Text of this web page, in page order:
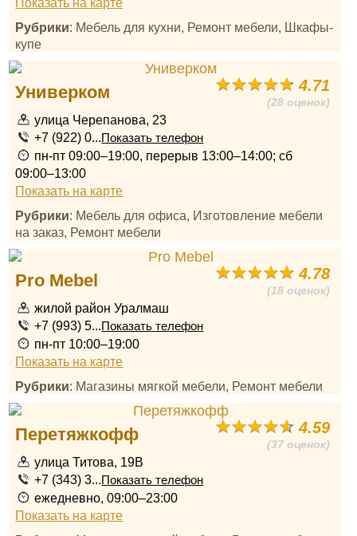
Рубрики: Мебель для кухни, Ремонт мебели, Шкафы-
купе
4.71
(28 оценок)
Универком
улица Черепанова, 23
+7 (922) 0...Показать телефон
пн-пт 09:00–19:00, перерыв 13:00–14:00; сб
09:00–13:00
Показать на карте
Рубрики: Мебель для офиса, Изготовление мебели
на заказ, Ремонт мебели
4.78
(18 оценок)
Pro Mebel
жилой район Уралмаш
+7 (993) 5...Показать телефон
пн-пт 10:00–19:00
Показать на карте
Рубрики: Магазины мягкой мебели, Ремонт мебели
4.59
(37 оценок)
Перетяжкофф
улица Титова, 19В
+7 (343) 3...Показать телефон
ежедневно, 09:00–23:00
Показать на карте